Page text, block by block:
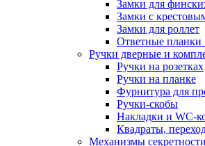
Замки для
Замки с
Замки для роллет
Ответные планки
Ручки дверные и
Ручки на розетках
Ручки на планке
Фурнитура для
Ручки-скобы
Накладки и WC-
Квадраты,
Механизмы секретности